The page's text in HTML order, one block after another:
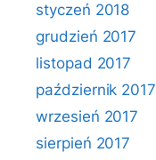
styczeń 2018
grudzień 2017
listopad 2017
październik 2017
wrzesień 2017
sierpień 2017